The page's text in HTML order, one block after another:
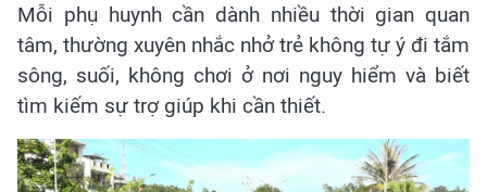
Mỗi phụ huynh cần dành nhiều thời gian quan
tâm, thường xuyên nhắc nhở trẻ không tự ý đi tắm
sông, suối, không chơi ở nơi nguy hiểm và biết
tìm kiếm sự trợ giúp khi cần thiết.